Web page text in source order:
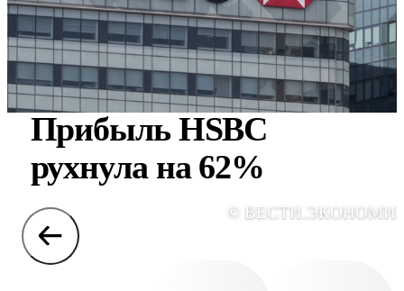
Прибыль HSBC
рухнула на 62%
©